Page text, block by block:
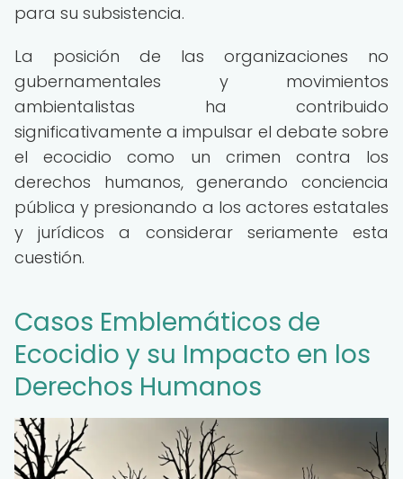
para su subsistencia.
La posición de las organizaciones no
gubernamentales y movimientos
ambientalistas ha contribuido
significativamente a impulsar el debate sobre
el ecocidio como un crimen contra los
derechos humanos, generando conciencia
pública y presionando a los actores estatales
y jurídicos a considerar seriamente esta
cuestión.
Casos Emblemáticos de
Ecocidio y su Impacto en los
Derechos Humanos